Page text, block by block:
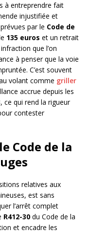
à entreprendre fait
injustifiée et
par le Code de
135 euros et un retrait
que l’on
à penser que la voie
C’est souvent
volant comme griller
accrue depuis les
ce qui rend la rigueur
contester
Code de la
relatives aux
est sans
l’arrêt complet
R412-30 du Code de la
et encadre les